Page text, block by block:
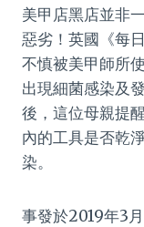
美甲店黑店並非
惡劣！英國《每
不慎被美甲師所
出現細菌感染及
後，這位母親提
內的工具是否乾
染。
事發於2019年3